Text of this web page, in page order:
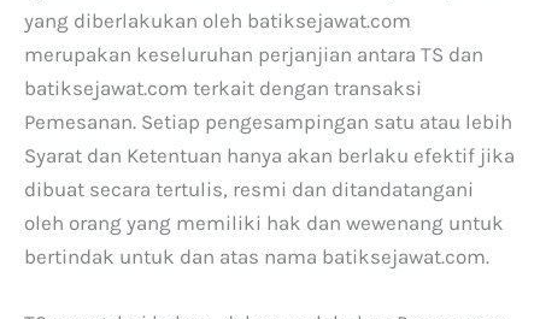
yang diberlakukan oleh batiksejawat.com
merupakan keseluruhan perjanjian antara TS dan
batiksejawat.com terkait dengan transaksi
Pemesanan. Setiap pengesampingan satu atau lebih
Syarat dan Ketentuan hanya akan berlaku efektif jika
dibuat secara tertulis, resmi dan ditandatangani
oleh orang yang memiliki hak dan wewenang untuk
bertindak untuk dan atas nama batiksejawat.com.